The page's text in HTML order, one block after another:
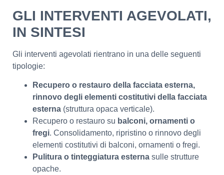
GLI INTERVENTI AGEVOLATI,
IN SINTESI
Gli interventi agevolati rientrano in una delle seguenti
tipologie:
Recupero o restauro della facciata esterna,
rinnovo degli elementi costitutivi della facciata
esterna (struttura opaca verticale).
Recupero o restauro su balconi, ornamenti o
fregi. Consolidamento, ripristino o rinnovo degli
elementi costitutivi di balconi, ornamenti o fregi.
Pulitura o tinteggiatura esterna sulle strutture
opache.